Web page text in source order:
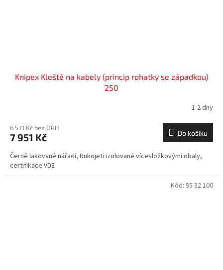
Knipex Kleště na kabely (princip rohatky se západkou)
250
1-2 dny
6 571 Kč bez DPH
7 951 Kč Do košíku
Černě lakované nářadí, Rukojeti izolované vícesložkovými obaly,
certifikace VDE
Kód: 95 32 100